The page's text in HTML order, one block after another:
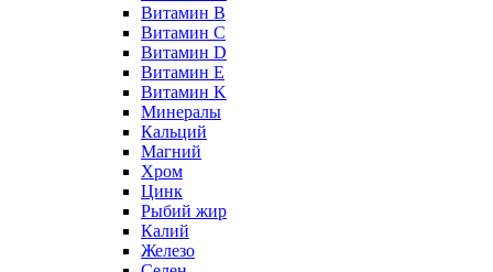
Витамин B
Витамин C
Витамин D
Витамин E
Витамин K
Минералы
Кальций
Магний
Хром
Цинк
Рыбий жир
Калий
Железо